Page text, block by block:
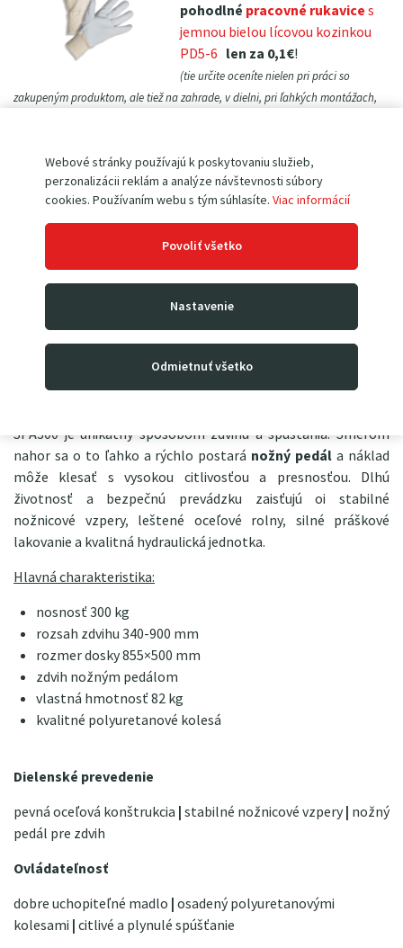
Webové stránky používajú k poskytovaniu služieb,
perzonalizácii reklám a analýze návštevnosti súbory
cookies. Používaním webu s tým súhlasíte. Viac informácií
Povoliť všetko
Nastavenie
Odmietnuť všetko
pohodlné pracovné rukavices
jemnou bielou lícovou kozinkou
PD5-6 len za 0,1€!
(tie určite oceníte nielen pri práci so
zakupeným produktom, ale tiež na zahrade, v dielni, pri ľahkých montážach,
Zdvíhací pojazdovýstôl SPA300je ideálny pomocník
prevoz a následnú manipuláciu s nákladmi do 300 kg
Konštruovaný je na priemyselné použitie. Ponúka nielen
ergonomickú prácu pri nakladaní alebo vykladaní (čo šetrí
chrbát obsluhy), ale je neoceniteľný napr. pri vkladaní tovaru
do regálov, nakládke aj vykládke automobilov alebo
odoberaní tovaru z výrobných liniek. Prevážané bremená
zdvihneaž do výšky 900 mm. Je skvele ovládateľný nielen
vďaka svojej konštrukcii a nízkej vlastnej hmotnosti, ale aj
kvalitným kolesám so silnou vrstvou polyuretánu, z ktorých
SPA300 je unikátny spôsobom zdvihu a spúšťania. Smerom
nahor sa o to ľahko a rýchlo postará nožný pedál a náklad
môže klesať s vysokou citlivosťou a presnosťou. Dlhú
životnosť a bezpečnú prevádzku zaisťujú oi stabilné
nožnicové vzpery, leštené oceľové rolny, silné práškové
lakovanie a kvalitná hydraulická jednotka.
Hlavná charakteristika:
nosnosť 300 kg
rozsah zdvihu 340-900 mm
rozmer dosky 855×500 mm
zdvih nožným pedálom
vlastná hmotnosť 82 kg
kvalitné polyuretanové kolesá
Dielenské prevedenie
pevná oceľová konštrukcia |stabilné nožnicové vzpery| nožný
pedál pre zdvih
Ovládateľnosť
dobre uchopiteľné madlo |osadený polyuretanovými
kolesami |citlivé a plynulé spúšťanie